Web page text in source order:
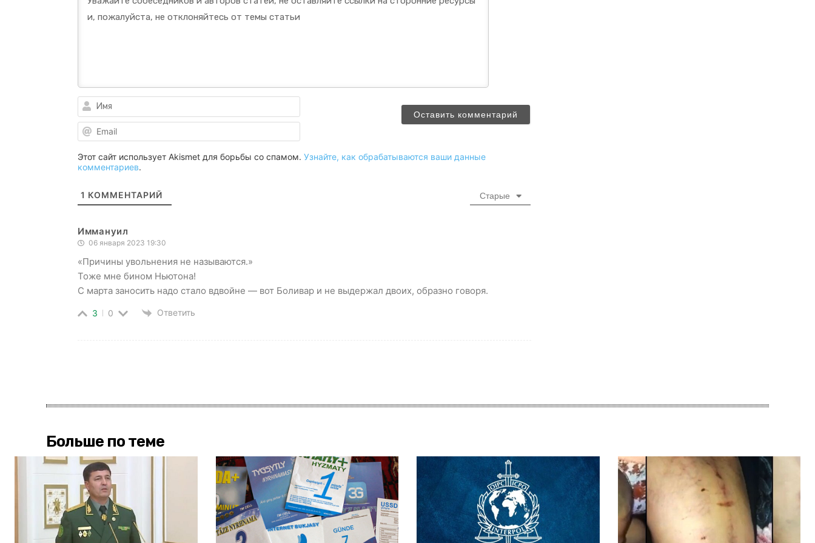
Этот сайт использует Akismet для борьбы со спамом. Узнайте, как обрабатываются ваши данные
комментариев.
1 КОММЕНТАРИЙ Старые
Иммануил
06 января 2023 19:30
«Причины увольнения не называются.»
Тоже мне бином Ньютона!
С марта заносить надо стало вдвойне — вот Боливар и не выдержал двоих, образно говоря.
3 0 Ответить
Больше по теме